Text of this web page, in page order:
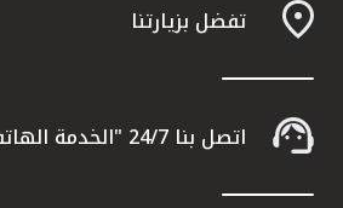
تفضل بزيارتنا
اتصل بنا 24/7 "الخدمة الهاتفية" 1803333